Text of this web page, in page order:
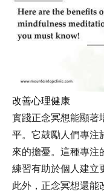
改善心理健康
實踐正念冥想能顯著
平。它鼓勵人們專注
來的擔憂。這種專注
練習有助於個人建立
此外，正念冥想還能